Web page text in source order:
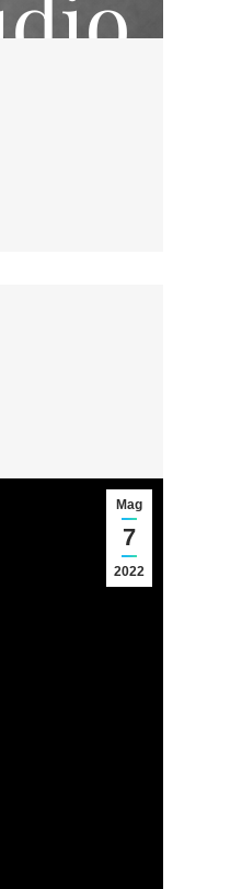
Mag
7
2022